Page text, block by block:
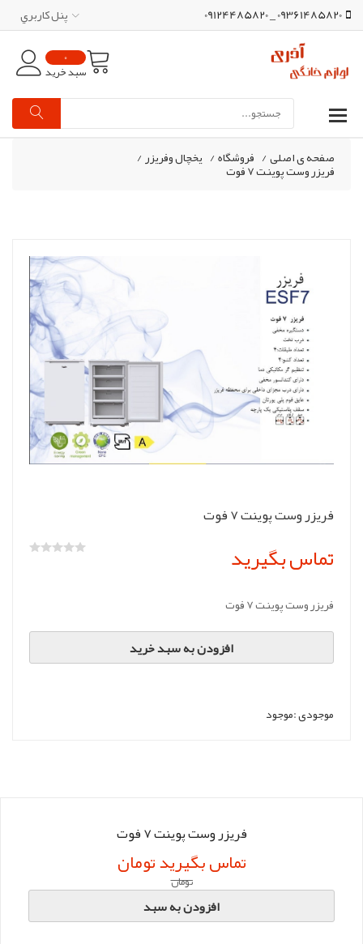
09361485820 _ 09124485820 پنل کاربري
0
سبد خرید
صفحه ی اصلی/ فروشگاه/ یخچال وفریزر/
فریزر وست پوینت 7 فوت
فریزر وست پوینت 7 فوت
تماس بگیرید
فریزر وست پوینت 7 فوت
افزودن به سبد خرید
موجودی :موجود
فریزر وست پوینت 7 فوت
تماس بگیرید تومان
تومان
افزودن به سبد